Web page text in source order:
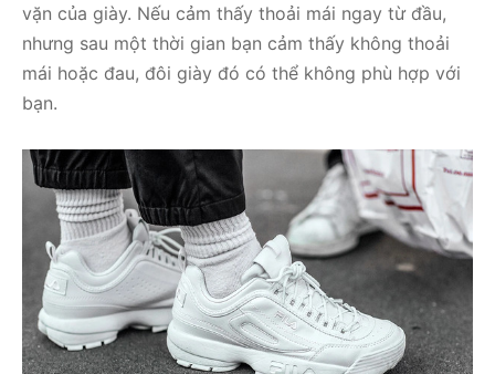
vặn của giày. Nếu cảm thấy thoải mái ngay từ đầu,
nhưng sau một thời gian bạn cảm thấy không thoải
mái hoặc đau, đôi giày đó có thể không phù hợp với
bạn.